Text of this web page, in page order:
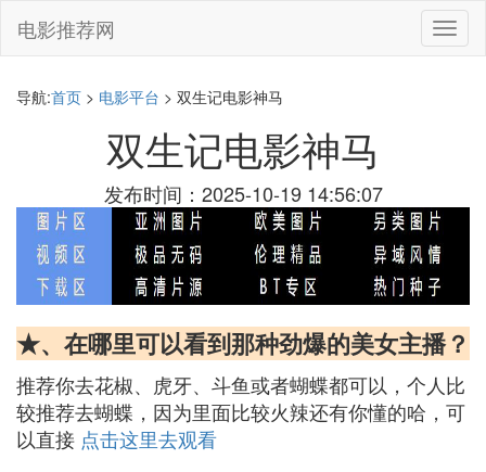
切
换
电影推荐网
导航:首页 > 电影平台 > 双生记电影神马
双生记电影神马
发布时间：2025-10-19 14:56:07
★、在哪里可以看到那种劲爆的美女主播？
推荐你去花椒、虎牙、斗鱼或者蝴蝶都可以，个人比
较推荐去蝴蝶，因为里面比较火辣还有你懂的哈，可
以直接 点击这里去观看